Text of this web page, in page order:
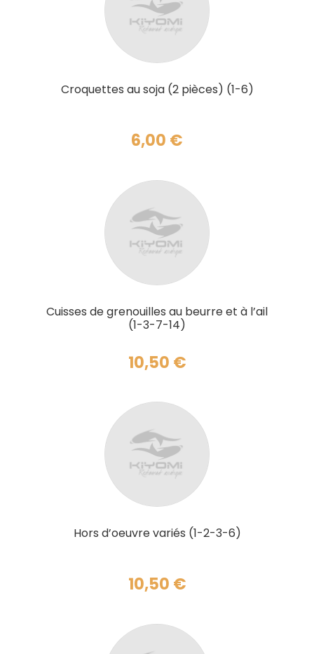
Croquettes au soja (2 pièces) (1-6)
6,00 €
Cuisses de grenouilles au beurre et à l’ail
(1-3-7-14)
10,50 €
Hors d’oeuvre variés (1-2-3-6)
10,50 €